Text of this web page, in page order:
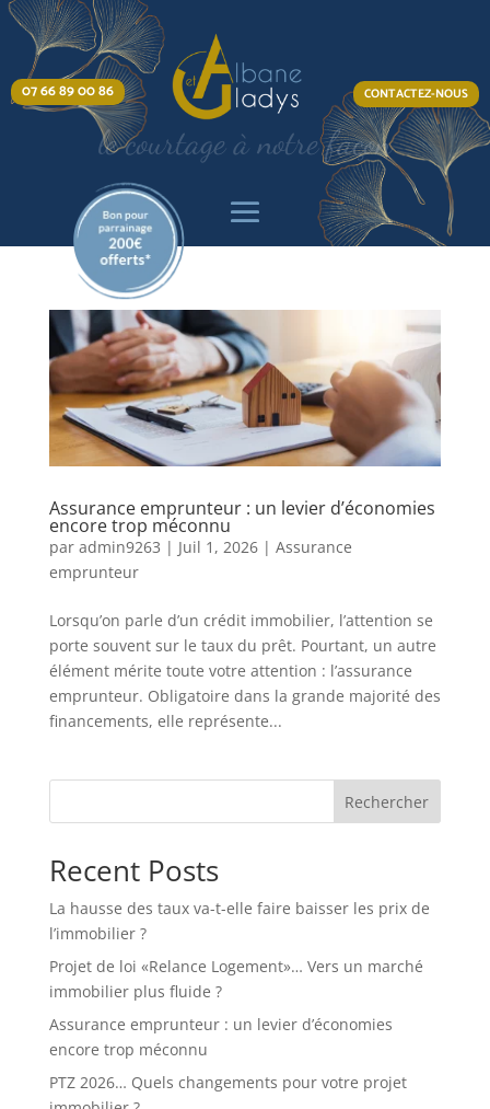
07 66 89 00 86 CONTACTEZ-NOUS
le courtage à notre façon
Assurance emprunteur : un levier d’économies
encore trop méconnu
par admin9263 | Juil 1, 2026| Assurance
emprunteur
Lorsqu’on parle d’un crédit immobilier, l’attention se
porte souvent sur le taux du prêt. Pourtant, un autre
élément mérite toute votre attention : l’assurance
emprunteur. Obligatoire dans la grande majorité des
financements, elle représente...
Rechercher
Recent Posts
La hausse des taux va-t-elle faire baisser les prix de
l’immobilier ?
Projet de loi «Relance Logement»… Vers un marché
immobilier plus fluide ?
Assurance emprunteur : un levier d’économies
encore trop méconnu
PTZ 2026… Quels changements pour votre projet